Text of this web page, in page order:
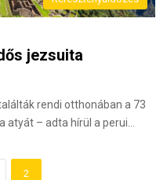
jezsuita
rendi otthonában a 73
atyát – adta hírül a perui…
2